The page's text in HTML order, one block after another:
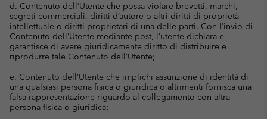
d. Contenuto dell’Utente che possa violare brevetti, marchi,
segreti commerciali, diritti d’autore o altri diritti di proprietà
intellettuale o diritti proprietari di una delle parti. Con l’invio di
Contenuto dell’Utente mediante post, l’utente dichiara e
garantisce di avere giuridicamente diritto di distribuire e
riprodurre tale Contenuto dell’Utente;
e. Contenuto dell’Utente che implichi assunzione di identità di
una qualsiasi persona fisica o giuridica o altrimenti fornisca una
falsa rappresentazione riguardo al collegamento con altra
persona fisica o giuridica;